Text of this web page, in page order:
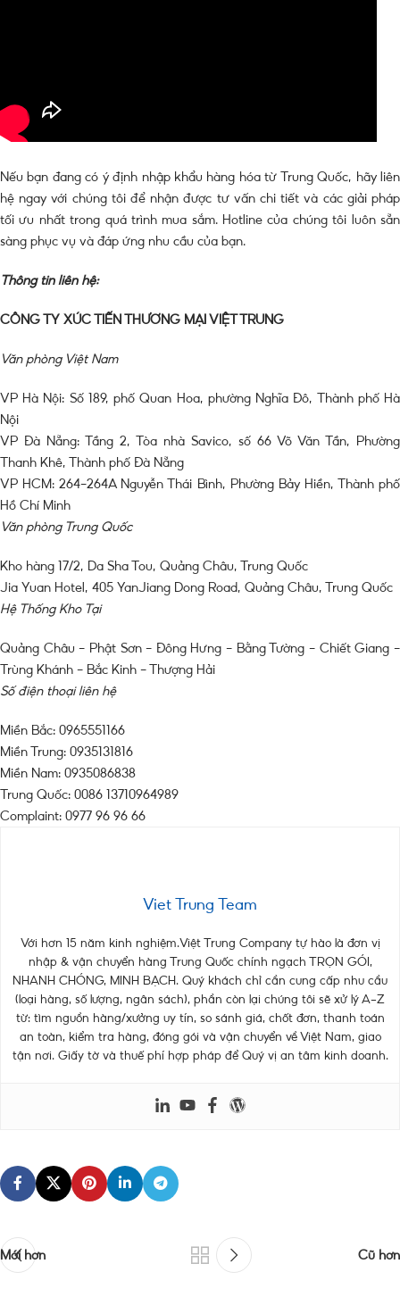
Nếu bạn đang có ý định nhập khẩu hàng hóa từ Trung Quốc, hãy liên
hệ ngay với chúng tôi để nhận được tư vấn chi tiết và các giải pháp
tối ưu nhất trong quá trình mua sắm. Hotline của chúng tôi luôn sẵn
sàng phục vụ và đáp ứng nhu cầu của bạn.
Thông tin liên hệ:
CÔNG TY XÚC TIẾN THƯƠNG MẠI VIỆT TRUNG
Văn phòng Việt Nam
VP Hà Nội: Số 189, phố Quan Hoa, phường Nghĩa Đô, Thành phố Hà
Nội
VP Đà Nẵng: Tầng 2, Tòa nhà Savico, số 66 Võ Văn Tần, Phường
Thanh Khê, Thành phố Đà Nẵng
VP HCM: 264-264A Nguyễn Thái Bình, Phường Bảy Hiền, Thành phố
Hồ Chí Minh
Văn phòng Trung Quốc
Kho hàng 17/2, Da Sha Tou, Quảng Châu, Trung Quốc
Jia Yuan Hotel, 405 YanJiang Dong Road, Quảng Châu, Trung Quốc
Hệ Thống Kho Tại
Quảng Châu – Phật Sơn – Đông Hưng – Bằng Tường – Chiết Giang –
Trùng Khánh – Bắc Kinh – Thượng Hải
Số điện thoại liên hệ
Miền Bắc: 0965551166
Miền Trung: 0935131816
Miền Nam: 0935086838
Trung Quốc: 0086 13710964989
Complaint: 0977 96 96 66
Viet Trung Team
Với hơn 15 năm kinh nghiệm.Việt Trung Company tự hào là đơn vị
nhập & vận chuyển hàng Trung Quốc chính ngạch TRỌN GÓI,
NHANH CHÓNG, MINH BẠCH. Quý khách chỉ cần cung cấp nhu cầu
(loại hàng, số lượng, ngân sách), phần còn lại chúng tôi sẽ xử lý A–Z
từ: tìm nguồn hàng/xưởng uy tín, so sánh giá, chốt đơn, thanh toán
an toàn, kiểm tra hàng, đóng gói và vận chuyển về Việt Nam, giao
tận nơi. Giấy tờ và thuế phí hợp pháp để Quý vị an tâm kinh doanh.
Mới hơn Cũ hơn